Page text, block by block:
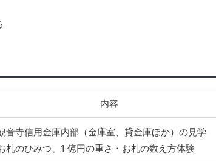
内容
音寺信用金庫内部（金庫室、貸金庫ほか）の見学
札のひみつ、1 億円の重さ・お札の数え方体験